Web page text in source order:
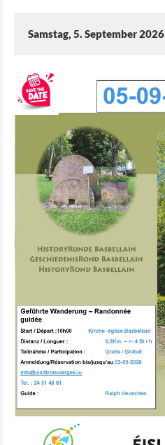
Kultur & Museen
Mobilität in Troisvierges
Fahrrad Vermietung
Indoor Aktivitäten
Eat & Sleep
Agenda
Hiking
Biking
News
Samstag, 5. September 2026